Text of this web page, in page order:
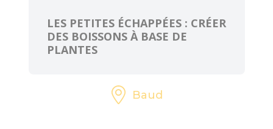
Cinéma le Celtic
LES PETITES ÉCHAPPÉES : CRÉER
DES BOISSONS À BASE DE
PLANTES
Baud